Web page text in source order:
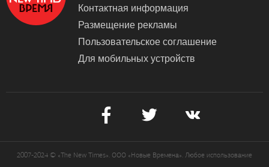
Контактная информация
Размещение рекламы
Пользовательское соглашение
Для мобильных устройств
2007-2024 © «The New Times». ООО «Новые Времена». Любое использование